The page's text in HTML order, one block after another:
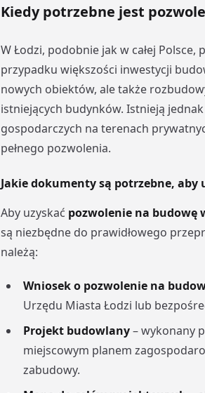
Kiedy potrzebne jest
W Łodzi, podobnie jak w całej
przypadku większości inwestycji
nowych obiektów, ale także
istniejących budynków. Istnieją
gospodarczych na terenach
pełnego pozwolenia.
Jakie dokumenty są potrzebne, aby
Aby uzyskać pozwolenie na budowę
są niezbędne do prawidłowego
należą:
Wniosek o pozwolenie na
Urzędu Miasta Łodzi lub
Projekt budowlany– wykonany
miejscowym planem
zabudowy.